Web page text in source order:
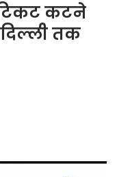
कटने
तक